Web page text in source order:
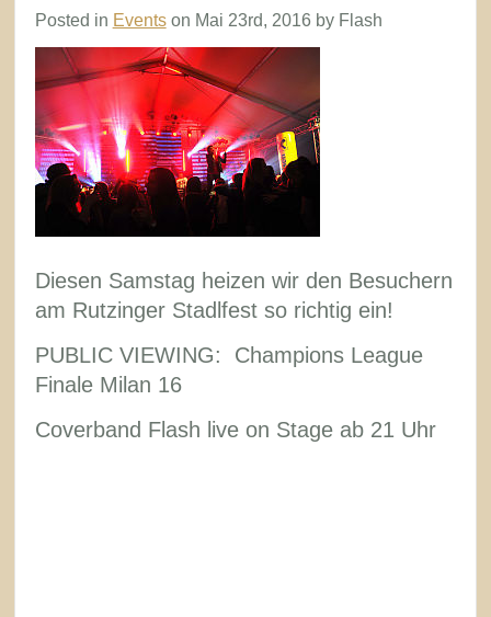
Posted in Eventson Mai 23rd, 2016 by Flash
Diesen Samstag heizen wir den Besuchern
am Rutzinger Stadlfest so richtig ein!
PUBLIC VIEWING: Champions League
Finale Milan 16
Coverband Flash live on Stage ab 21 Uhr